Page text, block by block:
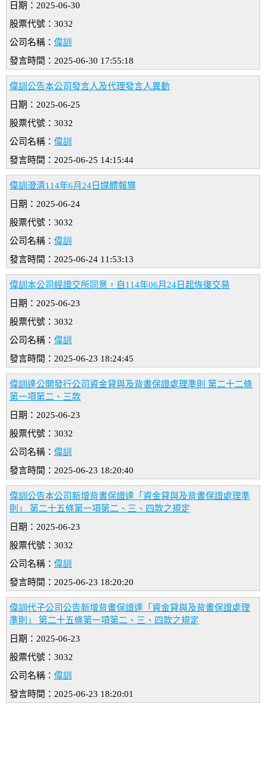
日期：2025-06-30
股票代號：3032
公司名稱： 偉訓
發言時間：2025-06-30 17:55:18
偉訓公告本公司發言人及代理發言人異動
日期：2025-06-25
股票代號：3032
公司名稱： 偉訓
發言時間：2025-06-25 14:15:44
偉訓澄清114年6月24日媒體報導
日期：2025-06-24
股票代號：3032
公司名稱： 偉訓
發言時間：2025-06-24 11:53:13
偉訓本公司經證交所同意，自114年06月24日起恢復交易
日期：2025-06-23
股票代號：3032
公司名稱： 偉訓
發言時間：2025-06-23 18:24:45
偉訓達公開發行公司資金貸與及背書保證處理準則 第二十二條
第一項第二、三款
日期：2025-06-23
股票代號：3032
公司名稱： 偉訓
發言時間：2025-06-23 18:20:40
偉訓公告本公司新增背書保證達「資金貸與及背書保證處理準
則」 第二十五條第一項第二、三、四款之規定
日期：2025-06-23
股票代號：3032
公司名稱： 偉訓
發言時間：2025-06-23 18:20:20
偉訓代子公司公告新增背書保證達「資金貸與及背書保證處理
準則」 第二十五條第一項第二、三、四款之規定
日期：2025-06-23
股票代號：3032
公司名稱： 偉訓
發言時間：2025-06-23 18:20:01